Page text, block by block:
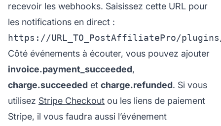
recevoir les webhooks. Saisissez cette URL pour
les notifications en direct :
Côté événements à écouter, vous pouvez ajouter
invoice.payment_succeeded,
charge.succeeded et charge.refunded. Si vous
utilisez Stripe Checkout ou les liens de paiement
Stripe, il vous faudra aussi l’événement